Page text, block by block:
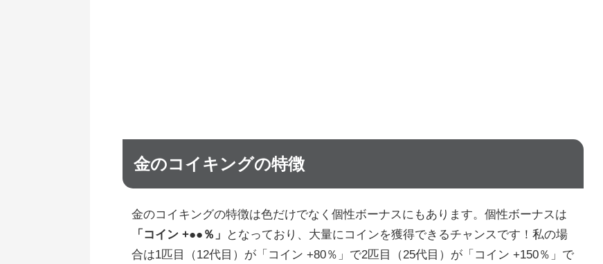
金のコイキングの特徴
金のコイキングの特徴は色だけでなく個性ボーナスにもあります。個性ボーナスは
「コイン +●●％」
となっており、大量にコインを獲得できるチャンスです！私の場
合は1匹目（12代目）が「コイン +80％」で2匹目（25代目）が「コイン +150％」で